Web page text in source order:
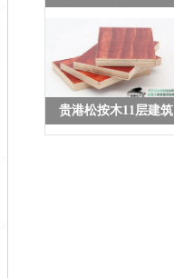
贵港松按木11层建筑
模板使用率高